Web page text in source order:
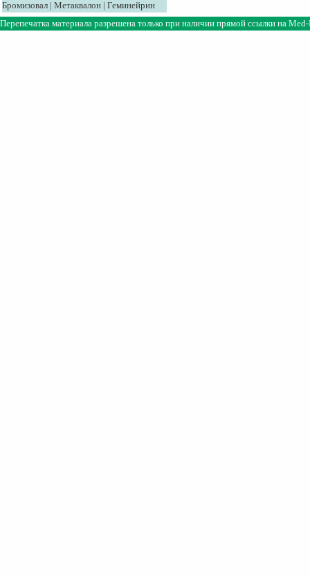
Бромизовал | Метаквалон | Геминейрин
Перепечатка материала разрешена только при наличии прямой ссылки на